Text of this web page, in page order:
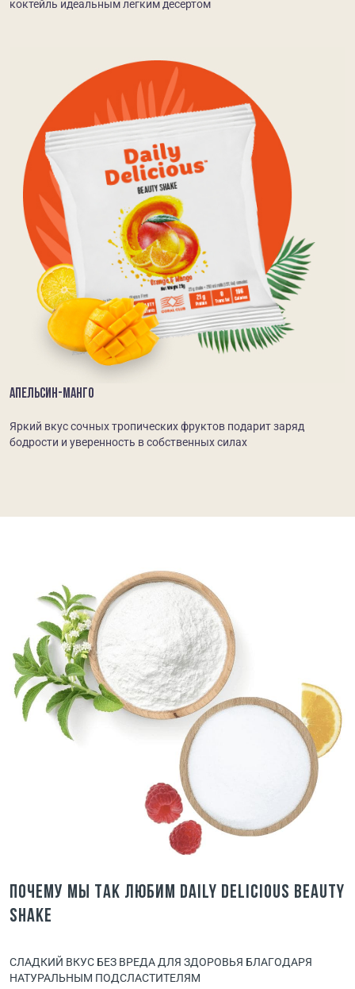
коктейль идеальным легким десертом
АПЕЛЬСИН-МАНГО
Яркий вкус сочных тропических фруктов подарит заряд
бодрости и уверенность в собственных силах
Почему мы так любим Daily Delicious beauty
shake
СЛАДКИЙ ВКУС БЕЗ ВРЕДА ДЛЯ ЗДОРОВЬЯ БЛАГОДАРЯ
НАТУРАЛЬНЫМ ПОДСЛАСТИТЕЛЯМ